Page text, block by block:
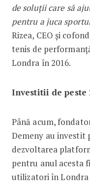
de soluții care să
pentru a juca
Rizea, CEO și
tenis de
Londra în 2016.
Investitii de peste
Până acum,
Demeny au investit
dezvoltarea
pentru anul acesta
utilizatori în Londra